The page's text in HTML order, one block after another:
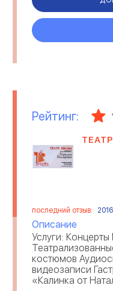
Рейтинг:
последний отзыв:
Описание
Услуги:
костюмов
видеозаписи
«Калинка от